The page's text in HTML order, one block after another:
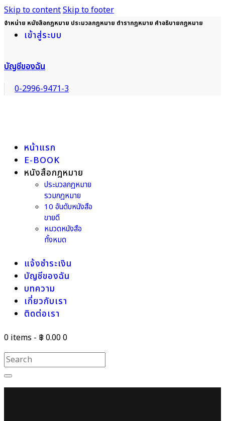
Skip to contentSkip to footer
จำหน่าย หนังสือกฎหมาย ประมวลกฎหมาย ตำรากฎหมาย คำอธิบายกฎหมาย
เข้าสู่ระบบ
บัญชีของฉัน
0-2996-9471-3
หน้าแรก
E-BOOK
หนังสือกฎหมาย
ประมวลกฎหมาย
รวมกฎหมาย
10 อันดับหนังสือ
ขายดี
หมวดหนังสือ
ทั้งหมด
แจ้งชำระเงิน
บัญชีของฉัน
บทความ
เกี่ยวกับเรา
ติดต่อเรา
0 items - ฿ 0.000